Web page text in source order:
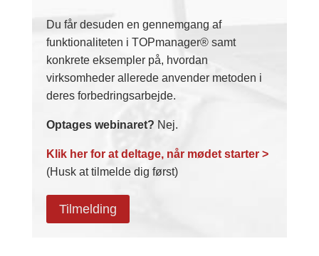
Du får desuden en gennemgang af
funktionaliteten i TOPmanager® samt
konkrete eksempler på, hvordan
virksomheder allerede anvender metoden i
deres forbedringsarbejde.
Optages webinaret? Nej.
Klik her for at deltage, når mødet starter >
(Husk at tilmelde dig først)
Tilmelding